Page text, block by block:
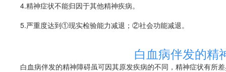
4.精神症状不能归因于其他精神疾病。
5.严重度达到①现实检验能力减退；②社会功能减退。
白血病伴发的精
白血病伴发的精神障碍虽可因其原发疾病的不同，精神症状有所